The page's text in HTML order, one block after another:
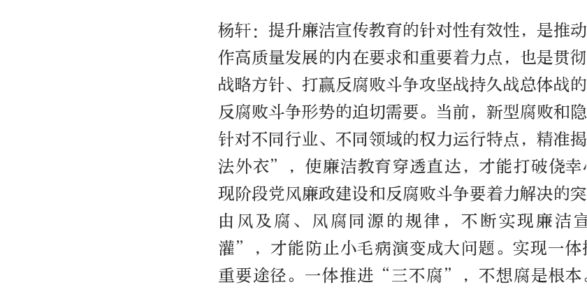
杨轩：提升廉洁宣传教育的针对性有效性，是推
作高质量发展的内在要求和重要着力点，也是贯
战略方针、打赢反腐败斗争攻坚战持久战总体战
反腐败斗争形势的迫切需要。当前，新型腐败和隐
针对不同行业、不同领域的权力运行特点，精准
法外衣”，使廉洁教育穿透直达，才能打破侥幸
现阶段党风廉政建设和反腐败斗争要着力解决的
由风及腐、风腐同源的规律，不断实现廉洁
灌”，才能防止小毛病演变成大问题。实现一
重要途径。一体推进“三不腐”，不想腐是根本